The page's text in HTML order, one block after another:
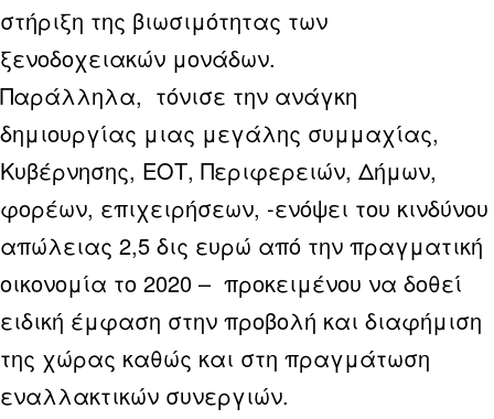
στήριξη της βιωσιμότητας των
ξενοδοχειακών μονάδων.
Παράλληλα, τόνισε την ανάγκη
δημιουργίας μιας μεγάλης συμμαχίας,
Κυβέρνησης, ΕΟΤ, Περιφερειών, Δήμων,
φορέων, επιχειρήσεων, -ενόψει του κινδύνου
απώλειας 2,5 δις ευρώ από την πραγματική
οικονομία το 2020 – προκειμένου να δοθεί
ειδική έμφαση στην προβολή και διαφήμιση
της χώρας καθώς και στη πραγμάτωση
εναλλακτικών συνεργιών.